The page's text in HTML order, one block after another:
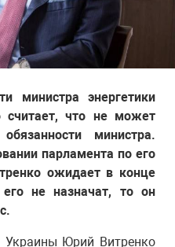
министра энергетики
что не может
министра.
парламента по его
ожидает в конце
не назначат, то он
Украины Юрий Витренко